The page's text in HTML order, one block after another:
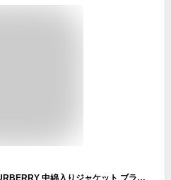
【アウトレット】バーバリー BURBERRY 中綿入りジャケット ブラック 8057966 black Mideley【返品送料無料】[outnew]